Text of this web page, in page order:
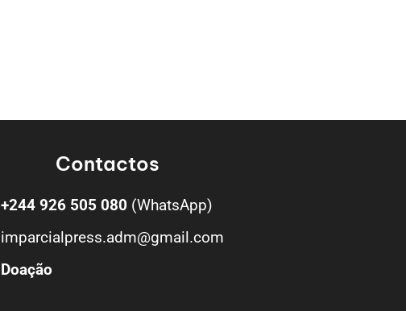
Contactos
+244 926 505 080 (WhatsApp)
imparcialpress.adm@gmail.com
Doação